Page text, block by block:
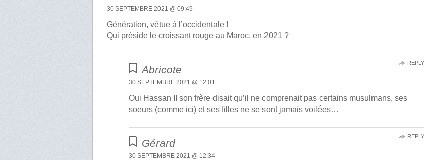
30 SEPTEMBRE 2021 @ 09:49
Génération, vêtue à l’occidentale !
Qui préside le croissant rouge au Maroc, en 2021 ?
Abricote
30 SEPTEMBRE 2021 @ 12:01
Oui Hassan II son frère disait qu’il ne comprenait pas certains musulmans, ses
soeurs (comme ici) et ses filles ne se sont jamais voilées…
REPLY
Gérard
30 SEPTEMBRE 2021 @ 12:34
REPLY